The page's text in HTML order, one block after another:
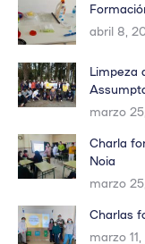
abril 8,
Limpeza
marzo
Charla
Noia
marzo
Charlas
marzo